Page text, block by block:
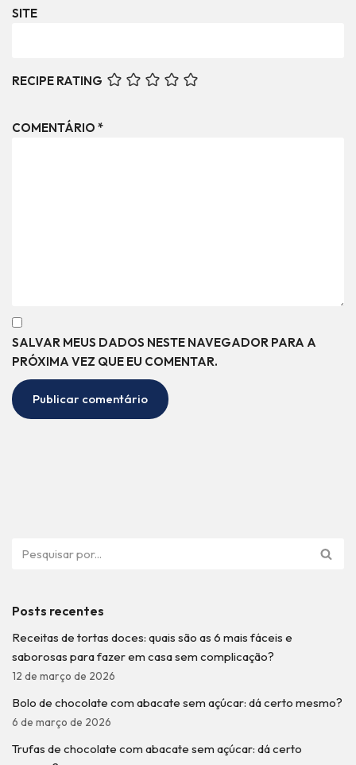
SITE
RECIPE RATING
COMENTÁRIO *
SALVAR MEUS DADOS NESTE NAVEGADOR PARA A
PRÓXIMA VEZ QUE EU COMENTAR.
Posts recentes
Receitas de tortas doces: quais são as 6 mais fáceis e
saborosas para fazer em casa sem complicação?
12 de março de 2026
Bolo de chocolate com abacate sem açúcar: dá certo mesmo?
6 de março de 2026
Trufas de chocolate com abacate sem açúcar: dá certo